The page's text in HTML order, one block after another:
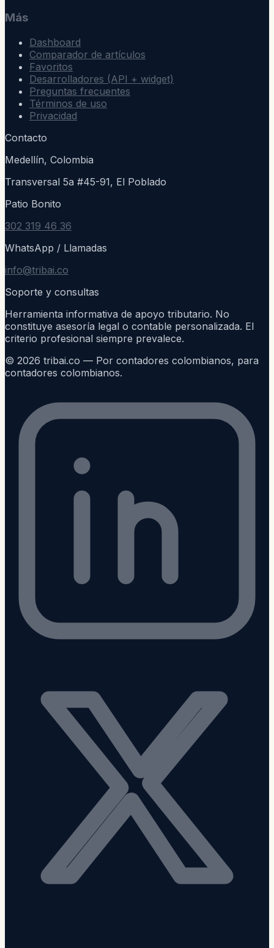
Más
Dashboard
Comparador de artículos
Favoritos
Desarrolladores (API + widget)
Preguntas frecuentes
Términos de uso
Privacidad
Contacto
Medellín, Colombia
Transversal 5a #45-91, El Poblado
Patio Bonito
302 319 46 36
WhatsApp / Llamadas
info@tribai.co
Soporte y consultas
Herramienta informativa de apoyo tributario. No
constituye asesoría legal o contable personalizada. El
criterio profesional siempre prevalece.
© 2026 tribai.co — Por contadores colombianos, para
contadores colombianos.